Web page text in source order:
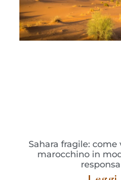
Sahara fragile:
marocchino in